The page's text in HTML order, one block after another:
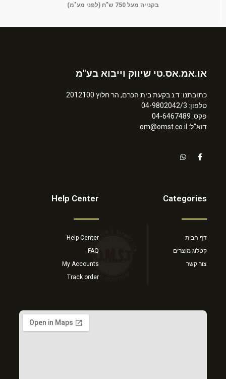
בקנייה מעל 750 ש"ח (לפני מע"מ)
או.אמ.אס.טי שיווק וייבוא בע"מ
כתובתנו: ד.נ בקעת בית הכרם, הר חלוץ 2012100
טלפון: 04-9802042/3
פקס: 04-6467489
דוא”ל: om@omst.co.il
Categories
דף הבית
קטלוג מוצרים
צור קשר
Help Center
Help Center
FAQ
My Accounts
Track order